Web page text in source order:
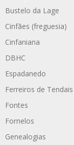
Bustelo da Lage
Cinfães (freguesia)
Cinfaniana
DBHC
Espadanedo
Ferreiros de Tendais
Fontes
Fornelos
Genealogias